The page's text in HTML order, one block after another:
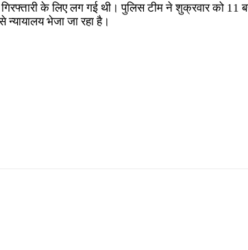
के लिए लग गई थी। पुलिस टीम ने शुक्रवार को 11
न्यायालय भेजा जा रहा है।